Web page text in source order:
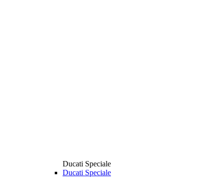
Ducati Speciale
Ducati Speciale